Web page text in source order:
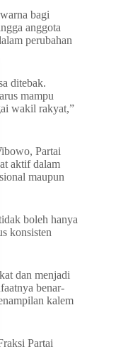
bagi
anggota
perubahan
ditebak.
mampu
wakil rakyat,”
Partai
aktif dalam
maupun
boleh hanya
konsisten
dan menjadi
benar-
kalem
Partai